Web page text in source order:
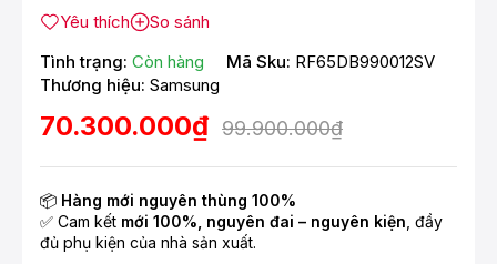
Yêu thích
So sánh
Tình trạng: Còn hàng Mã Sku: RF65DB990012SV
Thương hiệu: Samsung
70.300.000₫ 99.900.000₫
📦 Hàng mới nguyên thùng 100%
✅ Cam kết mới 100%, nguyên đai – nguyên kiện, đầy
đủ phụ kiện của nhà sản xuất.